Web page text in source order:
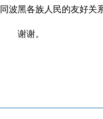
同波黑各族人民的友好关
谢谢。